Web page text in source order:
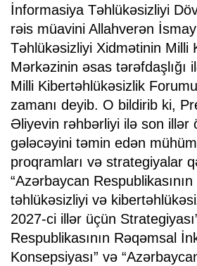
İnformasiya Təhlükəsizliyi
rəis müavini Allahverən
Təhlükəsizliyi Xidmətinin Milli
Mərkəzinin əsas tərəfdaşlığı
Milli Kibertəhlükəsizlik
zamanı deyib. O bildirib ki,
Əliyevin rəhbərliyi ilə son illər
gələcəyini təmin edən
proqramları və strategiyalar
“Azərbaycan
təhlükəsizliyi və
2027-ci illər üçün
Respublikasının Rəqəmsal
Konsepsiyası” və